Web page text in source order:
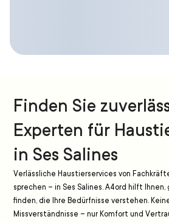
Finden Sie
Experten für
in Ses Salines
Verlässliche Haustierservices von
sprechen – in Ses Salines. A4ord hilft
finden, die Ihre Bedürfnisse verstehen.
Missverständnisse – nur Komfort und